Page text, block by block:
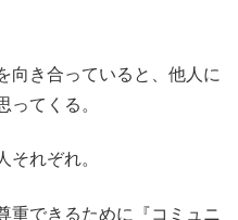
向き合っていると、他人に
ってくる。
それぞれ。
重できるために『コミュニ